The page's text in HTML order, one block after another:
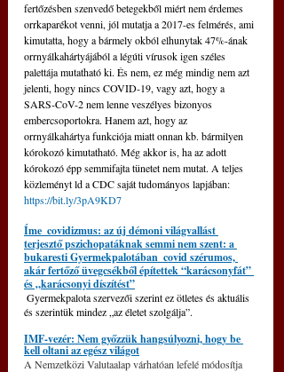
fertőzésben szenvedő betegekből miért nem érdemes
orrkaparékot venni, jól mutatja a 2017-es felmérés, ami
kimutatta, hogy a bármely okból elhunytak 47%-ának
orrnyálkahártyájából a légúti vírusok igen széles
palettája mutatható ki. És nem, ez még mindig nem azt
jelenti, hogy nincs COVID-19, vagy azt, hogy a
SARS-CoV-2 nem lenne veszélyes bizonyos
embercsoportokra. Hanem azt, hogy az
orrnyálkahártya funkciója miatt onnan kb. bármilyen
kórokozó kimutatható. Még akkor is, ha az adott
kórokozó épp semmifajta tünetet nem mutat. A teljes
közleményt ld a CDC saját tudományos lapjában:
https://bit.ly/3pA9KD7
Íme  covidizmus: az új démoni világvallást
terjesztő pszichopatáknak semmi nem szent: a
bukaresti Gyermekpalotában  covid szérumos,
akár fertőző üvegcsékből építettek “karácsonyfát”
és „karácsonyi díszítést”
és szerintük mindez „az életet szolgálja”.
IMF-vezér: Nem győzzük hangsúlyozni, hogy be
kell oltani az egész világot
A Nemzetközi Valutaalap várhatóan lefelé módosítja